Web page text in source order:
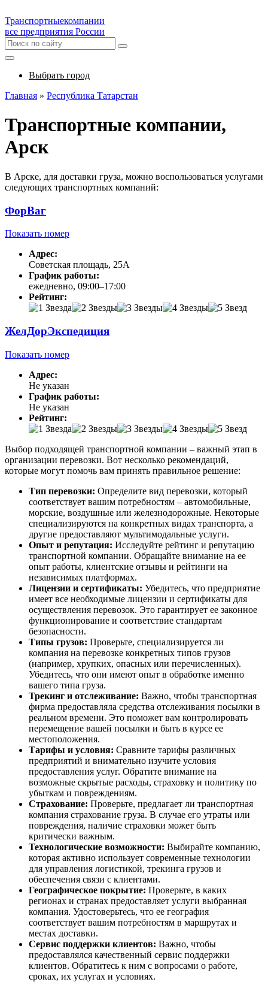
Транспортныекомпании
все предприятия России
Выбрать город
Главная » Республика Татарстан
Транспортные компании,
Арск
В Арске, для доставки груза, можно воспользоваться услугами
следующих транспортных компаний:
ФорВаг
Показать номер
Адрес:
Советская площадь, 25А
График работы:
ежедневно, 09:00–17:00
Рейтинг:
ЖелДорЭкспедиция
Показать номер
Адрес:
Не указан
График работы:
Не указан
Рейтинг:
Выбор подходящей транспортной компании – важный этап в
организации перевозки. Вот несколько рекомендаций,
которые могут помочь вам принять правильное решение:
Тип перевозки: Определите вид перевозки, который
соответствует вашим потребностям – автомобильные,
морские, воздушные или железнодорожные. Некоторые
специализируются на конкретных видах транспорта, а
другие предоставляют мультимодальные услуги.
Опыт и репутация: Исследуйте рейтинг и репутацию
транспортной компании. Обращайте внимание на ее
опыт работы, клиентские отзывы и рейтинги на
независимых платформах.
Лицензии и сертификаты: Убедитесь, что предприятие
имеет все необходимые лицензии и сертификаты для
осуществления перевозок. Это гарантирует ее законное
функционирование и соответствие стандартам
безопасности.
Типы грузов: Проверьте, специализируется ли
компания на перевозке конкретных типов грузов
(например, хрупких, опасных или перечисленных).
Убедитесь, что они имеют опыт в обработке именно
вашего типа груза.
Трекинг и отслеживание: Важно, чтобы транспортная
фирма предоставляла средства отслеживания посылки в
реальном времени. Это поможет вам контролировать
перемещение вашей посылки и быть в курсе ее
местоположения.
Тарифы и условия: Сравните тарифы различных
предприятий и внимательно изучите условия
предоставления услуг. Обратите внимание на
возможные скрытые расходы, страховку и политику по
убыткам и повреждениям.
Страхование: Проверьте, предлагает ли транспортная
компания страхование груза. В случае его утраты или
повреждения, наличие страховки может быть
критически важным.
Технологические возможности: Выбирайте компанию,
которая активно использует современные технологии
для управления логистикой, трекинга грузов и
обеспечения связи с клиентами.
Географическое покрытие: Проверьте, в каких
регионах и странах предоставляет услуги выбранная
компания. Удостоверьтесь, что ее география
соответствует вашим потребностям в маршрутах и
местах доставки.
Сервис поддержки клиентов: Важно, чтобы
предоставлялся качественный сервис поддержки
клиентов. Обратитесь к ним с вопросами о работе,
сроках, их услугах и условиях.